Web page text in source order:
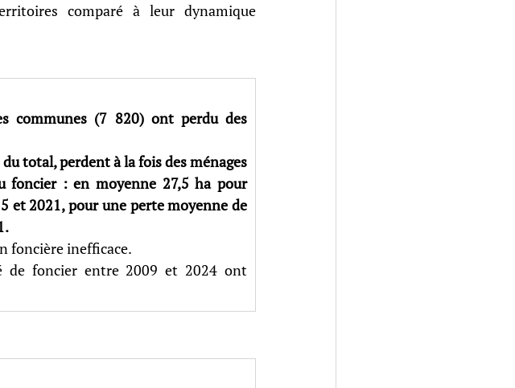
comparé à leur dynamique
communes (7 820) ont perdu des
total, perdent à la fois des ménages
: en moyenne 27,5 ha pour
et 2021, pour une perte moyenne de
foncière inefficace.
de foncier entre 2009 et 2024 ont